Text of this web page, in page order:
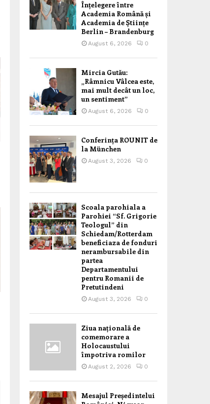
Înțelegere între
Academia Română și
Academia de Științe
Berlin – Brandenburg
August 6, 2026 0
Mircia Gutău:
„Râmnicu Vâlcea este,
mai mult decât un loc,
un sentiment”
August 6, 2026 0
Conferința ROUNIT de
la München
August 3, 2026 0
Scoala parohiala a
Parohiei “Sf. Grigorie
Teologul” din
Schiedam/Rotterdam
beneficiaza de fonduri
nerambursabile din
partea
Departamentului
pentru Romanii de
Pretutindeni
August 3, 2026 0
Ziua națională de
comemorare a
Holocaustului
împotriva romilor
August 2, 2026 0
Mesajul Președintelui